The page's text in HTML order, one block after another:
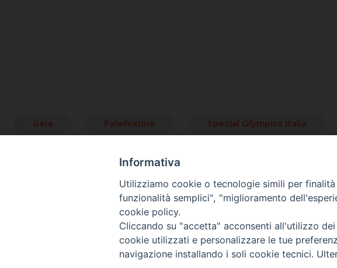
Gela Palalivatino Special Olympics Italia
Informativa
Utilizziamo cookie o tecnologie simili per
funzionalità semplici", "miglioramento
cookie policy.
Cliccando su "accetta" acconsenti all'utilizzo
cookie utilizzati e personalizzare le tue
navigazione installando i soli cookie tecnici.